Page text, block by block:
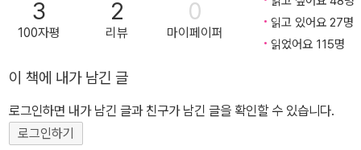
작품은 ‘재미있는 본격 미스터리’에 목마른 독자들의 갈증을 채워주
며 열렬한 성원을 받아 10만 부 판매를 달성했다. 이를 기념해 ‘북
라이즈 에디션’을 선보인다. ‘선라이즈 에디션’은 버건디 바탕과 금박
으로 고풍스러운 분위기를 연출한 기존의 커버와는 달리 화이트 바탕
에 브릭 오렌지박을 채택해, 미스터리의 서늘함을 가져가면서도 일출
3
100자평
2
리뷰
0
마이페이퍼
읽고 있어요 27명
읽었어요 115명
이 책에 내가 남긴 글
로그인하면 내가 남긴 글과 친구가 남긴 글을 확인할 수 있습니다.
로그인하기